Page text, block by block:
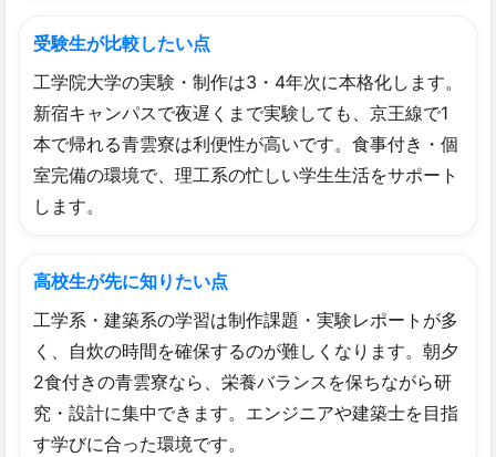
受験生が比較したい点
工学院大学の実験・制作は3・4年次に本格化します。
新宿キャンパスで夜遅くまで実験しても、京王線で1
本で帰れる青雲寮は利便性が高いです。食事付き・個
室完備の環境で、理工系の忙しい学生生活をサポート
します。
高校生が先に知りたい点
工学系・建築系の学習は制作課題・実験レポートが多
く、自炊の時間を確保するのが難しくなります。朝夕
2食付きの青雲寮なら、栄養バランスを保ちながら研
究・設計に集中できます。エンジニアや建築士を目指
す学びに合った環境です。